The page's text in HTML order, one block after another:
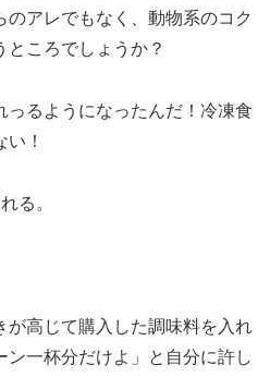
アレでもなく、動物系のコク
ところでしょうか？
っるようになったんだ！冷凍食
！
る。
が高じて購入した調味料を入れ
ン一杯分だけよ」と自分に許し